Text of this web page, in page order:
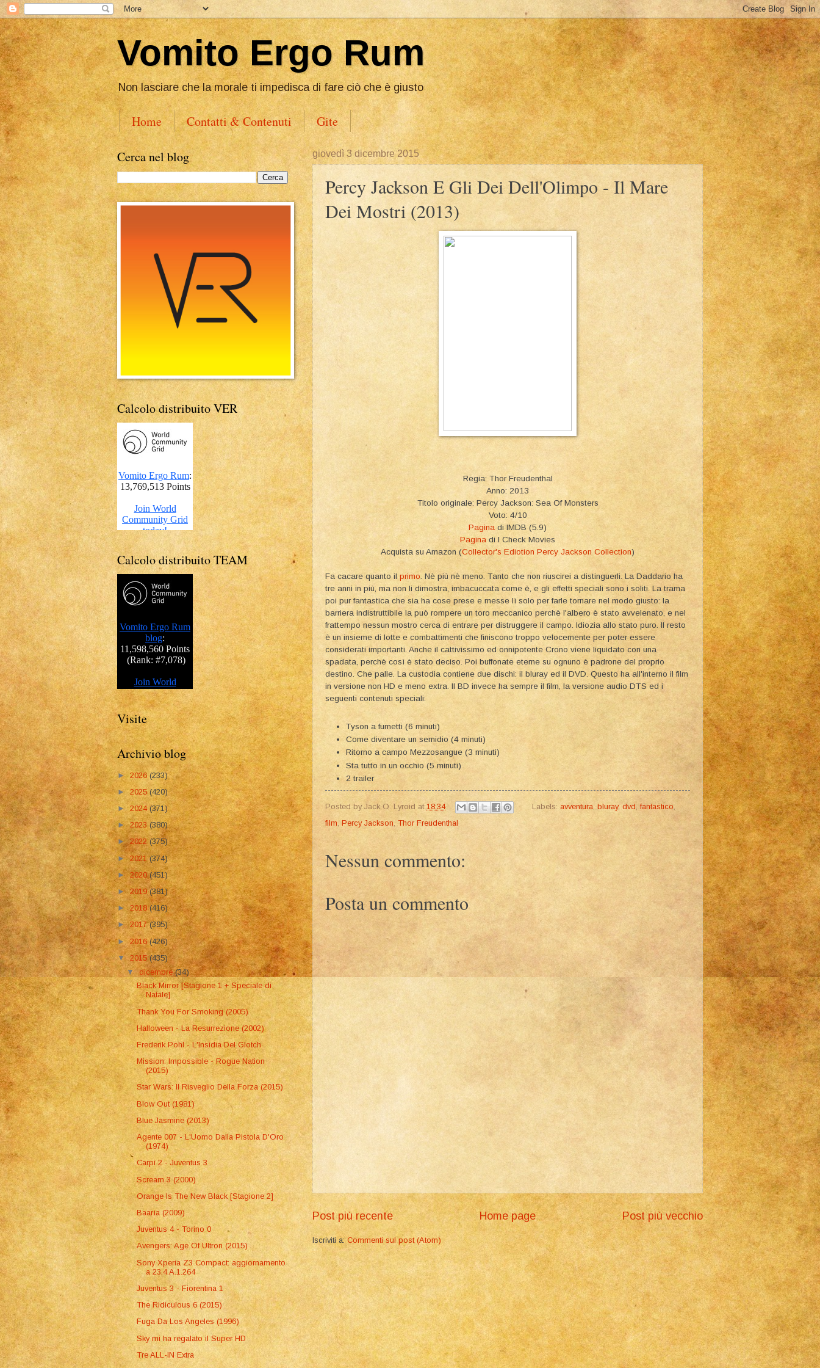
Vomito Ergo Rum
Non lasciare che la morale ti impedisca di fare ciò che è giusto
Home Contatti & Contenuti Gite
giovedì 3 dicembre 2015
Percy Jackson E Gli Dei Dell'Olimpo - Il Mare
Dei Mostri (2013)
Regia: Thor Freudenthal
Anno: 2013
Titolo originale: Percy Jackson: Sea Of Monsters
Voto: 4/10
Pagina di IMDB (5.9)
Pagina di I Check Movies
Acquista su Amazon (Collector's Ediotion Percy Jackson Collection)
Fa cacare quanto il primo . Nè più nè meno. Tanto che non riuscirei a distinguerli. La Daddario ha
tre anni in più, ma non li dimostra, imbacuccata come è, e gli effetti speciali sono i soliti. La trama
poi pur fantastica che sia ha cose prese e messe lì solo per farle tornare nel modo giusto: la
barriera indistruttibile la può rompere un toro meccanico perchè l'albero è stato avvelenato, e nel
frattempo nessun mostro cerca di entrare per distruggere il campo. Idiozia allo stato puro. Il resto
è un insieme di lotte e combattimenti che finiscono troppo velocemente per poter essere
considerati importanti. Anche il cattivissimo ed onnipotente Crono viene liquidato con una
spadata, perchè così è stato deciso. Poi buffonate eterne su ognuno è padrone del proprio
destino. Che palle. La custodia contiene due dischi: il bluray ed il DVD. Questo ha all'interno il film
in versione non HD e meno extra. Il BD invece ha sempre il film, la versione audio DTS ed i
seguenti contenuti speciali:
Tyson a fumetti (6 minuti)
Come diventare un semidio (4 minuti)
Ritorno a campo Mezzosangue (3 minuti)
Sta tutto in un occhio (5 minuti)
2 trailer
Posted by Jack O. Lyroid at 18:34 Labels: avventura bluray, dvd ,fantastico
film Percy Jackson Thor Freudenthal
Nessun commento:
Posta un commento
Post più recente Post più vecchio
Home page
Iscriviti a:Commenti sul post (Atom)
Cerca nel blog
Calcolo distribuito VER
Calcolo distribuito TEAM
Visite
Archivio blog
► 2026(233)
►2025(420)
►2024 (371)
►2023(380)
►2022 (375)
►2021(374)
►2020(451)
►2019(381)
►2018(416)
►2017(395)
►2016(426)
▼2015(435)
▼dicembre(34)
Black Mirror [Stagione 1 + Speciale di
Natale]
Thank You For Smoking (2005)
Halloween - La Resurrezione (2002)
Frederik Pohl - L'Insidia Del Glotch
Mission: Impossible - Rogue Nation
(2015)
Star Wars: Il Risveglio Della Forza (2015)
Blow Out (1981)
Blue Jasmine (2013)
Agente 007 - L'Uomo Dalla Pistola D'Oro
(1974)
Carpi 2 - Juventus 3
Scream 3 (2000)
Orange Is The New Black [Stagione 2]
Baarìa (2009)
Juventus 4 - Torino 0
Avengers: Age Of Ultron (2015)
Sony Xperia Z3 Compact: aggiornamento
a 23.4.A.1.264
Juventus 3 - Fiorentina 1
The Ridiculous 6 (2015)
Fuga Da Los Angeles (1996)
Sky mi ha regalato il Super HD
Tre ALL-IN Extra